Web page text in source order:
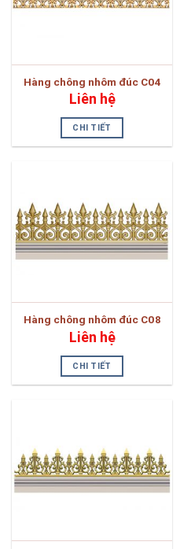
Hàng chông nhôm đúc C04
Liên hệ
CHI TIẾT
Hàng chông nhôm đúc C08
Liên hệ
CHI TIẾT